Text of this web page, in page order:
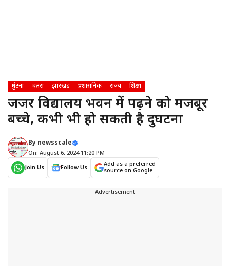
दुर्घटना चतरा झारखंड प्रशासनिक राज्य शिक्षा
जर्जर विद्यालय भवन में पढ़ने को मजबूर
बच्चे, कभी भी हो सकती है दुर्घटना
By newsscale
On: August 6, 2024 11:20 PM
Join Us
Follow Us
Add as a preferred
source on Google
---Advertisement---